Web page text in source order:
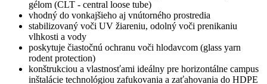
gélom (CLT - central loose tube)
vhodný do vonkajšieho aj vnútorného prostredia
stabilizovaný voči UV žiareniu, odolný voči prenikaniu
vlhkosti a vody
poskytuje čiastočnú ochranu voči hlodavcom (glass yarn
rodent protection)
konštrukciou a vlastnosťami ideálny pre horizontálne campus
inštalácie technológiou zafukovania a zaťahovania do HDPE